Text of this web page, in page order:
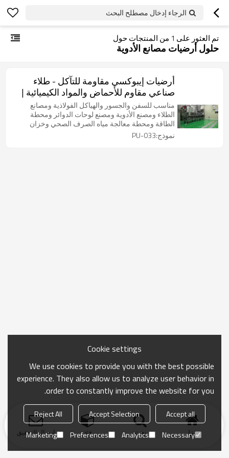
الرجاء إدخال مصطلح البحث
تم العثور على 1 من المنتجات حول
حلول أرضيات مصانع الأدوية
أرضيات إيبوكسي مقاومة للتآكل - طلاء
صناعي مقاوم للأحماض والمواد الكيميائية |
صديق للبيئة وطويل الأمد
مناسب للسفن والجسور والهياكل الفولاذية ومصانع
الطلاء ومصنع الأدوية ومصنع لوحات الدوائر ومحطة
الطاقة ومحطة معالجة مياه الصرف الصحي وخزان
تخزين المواد الكيميائية (الخزان) ومصنع البطاريات وغيرها
من الأماكن ذات متطلبات مقاومة التآكل.
نموذج:PU-033
منزل بحث فئة ارسال التحقيق
Cookie settings
We use cookies to provide you with the best possible
experience. They also allow us to analyze user behavior in
order to constantly improve the website for you.
Accept all
Accept Selection
Reject All
Necessary
Analytics
Preferences
Marketing